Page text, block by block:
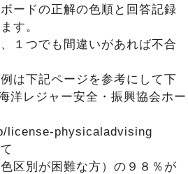
ードの正解の色順と回答記録
す。
１つでも間違いがあれば不合
は下記ページを参考にして下
洋レジャー安全・振興協会ホー
license-physicaladvising
区別が困難な方）の９８％が